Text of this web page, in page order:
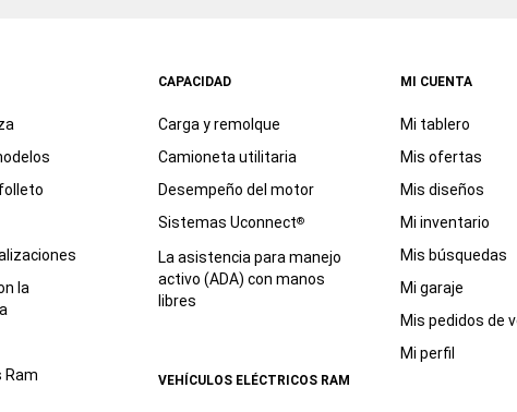
la
Ram
CAPACIDAD
Carga y remolque
Camioneta utilitaria
Desempeño del motor
Sistemas Uconnect®
La asistencia para manejo
activo (ADA) con manos
libres
VEHÍCULOS ELÉCTRICOS RAM
MI CUENTA
Mi tablero
Mis ofertas
Mis diseños
Mi inventario
Mis búsquedas
Mi garaje
Mis pedidos de
Mi perfil